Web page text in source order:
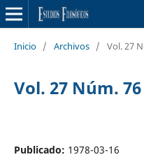
Inicio / Archivos / Vol. 27
Vol. 27 Núm.
Publicado: 1978-03-16